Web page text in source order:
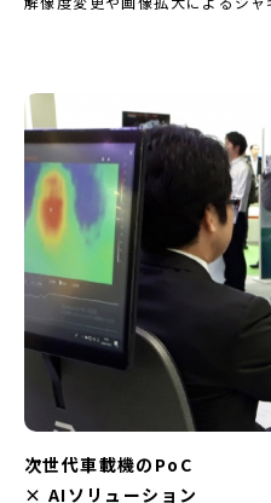
次世代車載機のPoC
× AIソリューション